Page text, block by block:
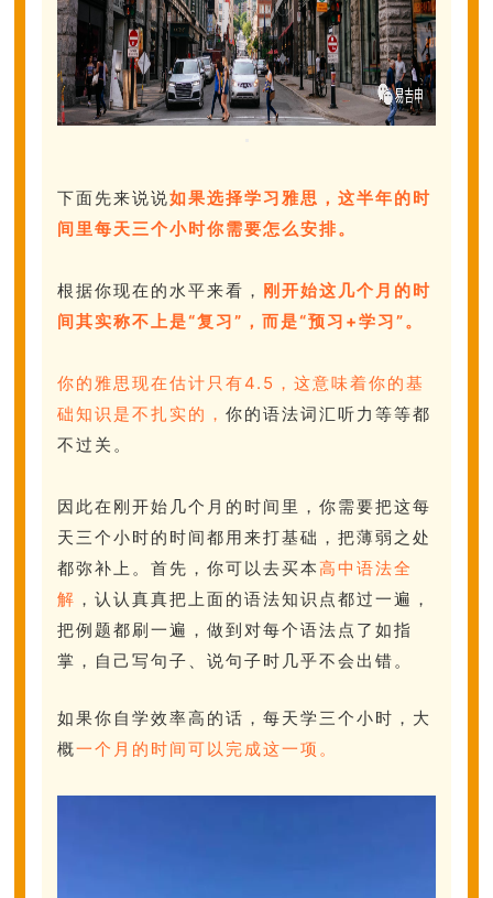
下面先来说说如果选择学习雅思，这半年的时
间里每天三个小时你需要怎么安排。
根据你现在的水平来看， 刚开始这几个月的时
间其实称不上是“复习”，而是“预习+学习”。
你的雅思现在估计只有4.5，这意味着你的基
础知识是不扎实的，你的语法词汇听力等等都
不过关。
因此在刚开始几个月的时间里，你需要把这每
天三个小时的时间都用来打基础，把薄弱之处
都弥补上。首先，你可以去买本高中语法全
解 ，认认真真把上面的语法知识点都过一遍，
把例题都刷一遍，做到对每个语法点了如指
掌，自己写句子、说句子时几乎不会出错。
如果你自学效率高的话，每天学三个小时，大
概一个月的时间可以完成这一项。